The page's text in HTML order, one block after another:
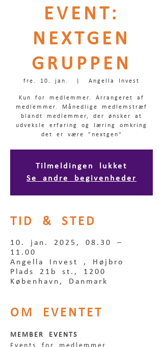
EVENT:
NEXTGEN
GRUPPEN
fre. 10. jan. Angella Invest
Kun for medlemmer. Arrangeret af
medlemmer. Månedlige medlemstræf
blandt medlemmer, der ønsker at
udveksle erfaring og læring omkring
det er være "nextgen"
Tilmeldingen lukket
Se andre begivenheder
TID & STED
10. jan. 2025, 08.30 –
11.00
Angella Invest , Højbro
Plads 21b st., 1200
København, Danmark
OM EVENTET
MEMBER EVENTS